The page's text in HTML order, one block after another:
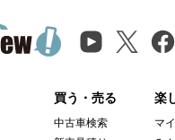
買う・売る
中古車検索
楽
マ